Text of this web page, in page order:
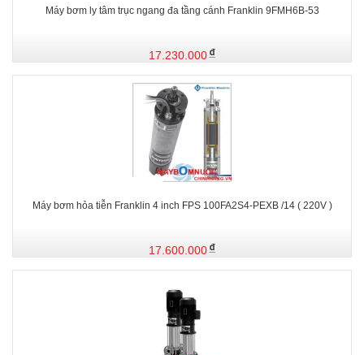
Máy bơm ly tâm trục ngang đa tầng cánh Franklin 9FMH6B-53
17.230.000
Máy bơm hỏa tiễn Franklin 4 inch FPS 100FA2S4-PEXB /14 ( 220V )
17.600.000